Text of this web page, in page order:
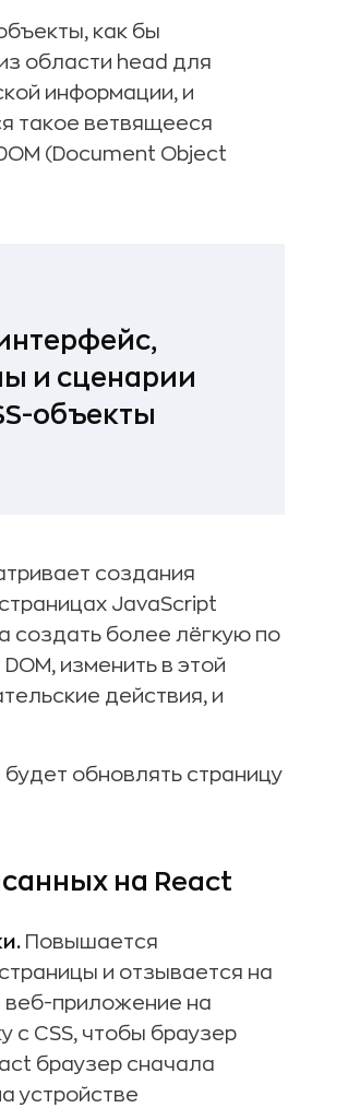
как бы
области head для
информации, и
такое ветвящееся
(Document Object
и сценарии
объекты
создания
JavaScript
создать более лёгкую по
изменить в этой
действия, и
обновлять страницу
на React
Повышается
и отзывается на
веб-приложение на
с CSS, чтобы браузер
браузер сначала
устройстве